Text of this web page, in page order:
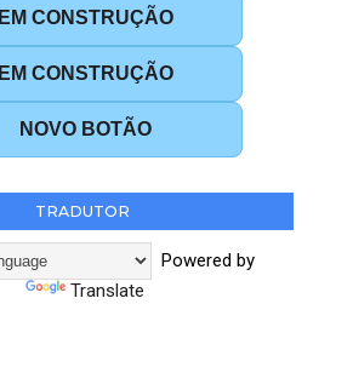
EM CONSTRUÇÃO
EM CONSTRUÇÃO
NOVO BOTÃO
TRADUTOR
Powered by
Translate